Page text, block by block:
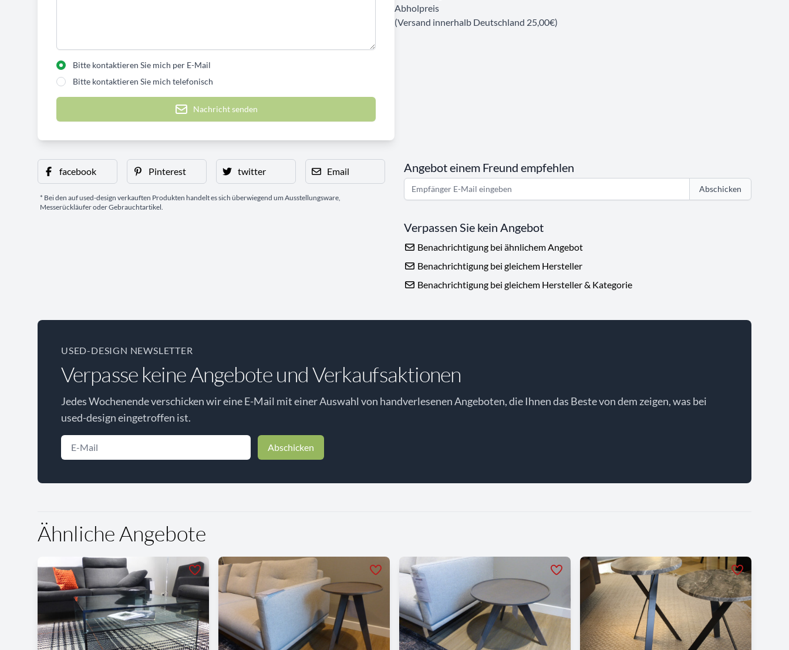
Bitte kontaktieren Sie mich per E-Mail
Bitte kontaktieren Sie mich telefonisch
Nachricht senden
Abholpreis
(Versand innerhalb Deutschland 25,00€)
facebook Pinterest twitter Email
* Bei den auf used-design verkauften Produkten handelt es sich überwiegend um Ausstellungsware,
Messerückläufer oder Gebrauchtartikel.
Angebot einem Freund empfehlen
Abschicken
Verpassen Sie kein Angebot
Benachrichtigung bei ähnlichem Angebot
Benachrichtigung bei gleichem Hersteller
Benachrichtigung bei gleichem Hersteller & Kategorie
USED-DESIGN NEWSLETTER
Verpasse keine Angebote und Verkaufsaktionen
Jedes Wochenende verschicken wir eine E-Mail mit einer Auswahl von handverlesenen Angeboten, die Ihnen das Beste von dem zeigen, was bei
used-design eingetroffen ist.
Abschicken
Ähnliche Angebote